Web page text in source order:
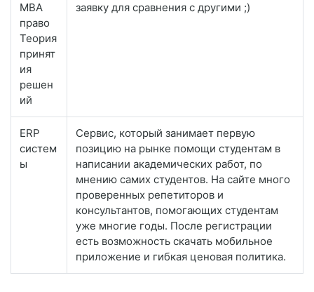
MBA
право
Теория
принят
ия
решен
ий
заявку для сравнения с другими ;)
ERP
систем
ы
Сервис, который занимает первую
позицию на рынке помощи студентам в
написании академических работ, по
мнению самих студентов. На сайте много
проверенных репетиторов и
консультантов, помогающих студентам
уже многие годы. После регистрации
есть возможность скачать мобильное
приложение и гибкая ценовая политика.